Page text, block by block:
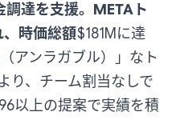
調達を支援。METAト
時価総額$181Mに達
アンラガブル）」なト
り、チーム割当なしで
以上の提案で実績を積